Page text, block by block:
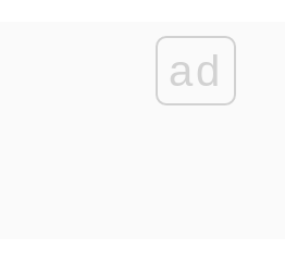
ad